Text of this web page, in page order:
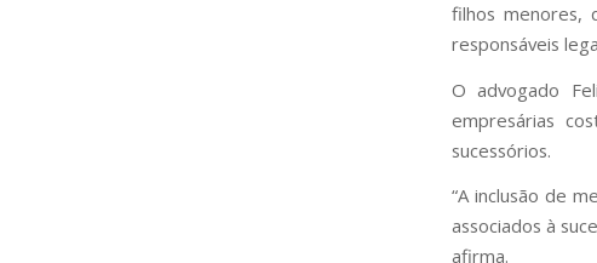
filhos menores,
responsáveis
O advogado
empresárias
sucessórios.
“A inclusão de
associados à
afirma.